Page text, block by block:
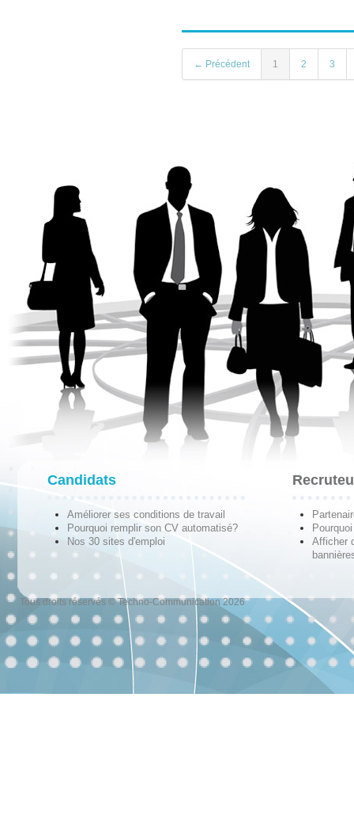
← Précédent 1 2 3
Candidats
Améliorer ses conditions de travail
Pourquoi remplir son CV automatisé?
Nos 30 sites d'emploi
Afficher
Tous droits réservés © Techno-Communication 2026